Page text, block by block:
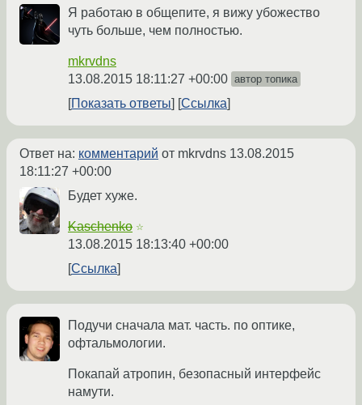
Я работаю в общепите, я вижу убожество
чуть больше, чем полностью.
mkrvdns
13.08.2015 18:11:27 +00:00 автор топика
Показать ответы Ссылка
Ответ на: комментарий от mkrvdns 13.08.2015
18:11:27 +00:00
Будет хуже.
Kaschenko ☆
13.08.2015 18:13:40 +00:00
Ссылка
Подучи сначала мат. часть. по оптике,
офтальмологии.
Покапай атропин, безопасный интерфейс
намути.